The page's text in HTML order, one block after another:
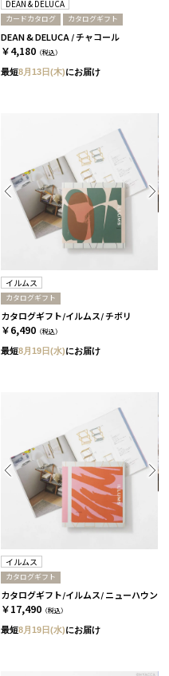
DEAN & DELUCA
カードカタログ カタログギフト
DEAN & DELUCA / チャコール
￥4,180 （税込）
最短8月13日(木)にお届け
イルムス
カタログギフト
カタログギフト/イルムス/ チボリ
￥6,490 （税込）
最短8月19日(水)にお届け
イルムス
カタログギフト
カタログギフト/イルムス/ ニューハウン
￥17,490 （税込）
最短8月19日(水)にお届け